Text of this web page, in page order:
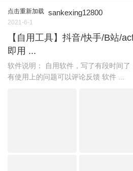
点击重新加载 sankexing12800
2021-6-1
【自用工具】抖音/快手/B站/
即用 ...
软件说明： 自用软件，写了有段时间了
有使用上的问题可以评论反馈 软件 ...